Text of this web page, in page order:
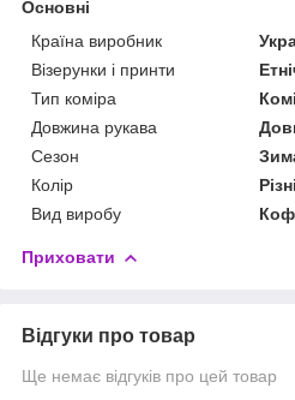
Основні
Країна виробник
Візерунки і принти
Тип коміра
Довжина рукава
Сезон
Колір
Вид виробу
Приховати
Відгуки про товар
Ще немає відгуків про цей товар